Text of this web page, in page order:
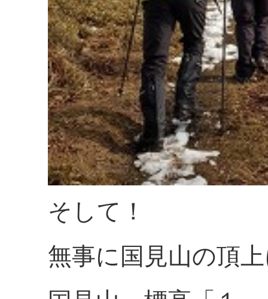
そして！
無事に国見山の頂